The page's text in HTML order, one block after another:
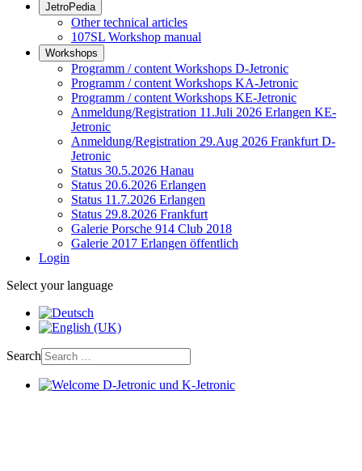
JetroPedia
Other technical articles
107SL Workshop manual
Workshops
Programm / content Workshops D-Jetronic
Programm / content Workshops KA-Jetronic
Programm / content Workshops KE-Jetronic
Anmeldung/Registration 11.Juli 2026 Erlangen KE-
Jetronic
Anmeldung/Registration 29.Aug 2026 Frankfurt D-
Jetronic
Status 30.5.2026 Hanau
Status 20.6.2026 Erlangen
Status 11.7.2026 Erlangen
Status 29.8.2026 Frankfurt
Galerie Porsche 914 Club 2018
Galerie 2017 Erlangen öffentlich
Login
Select your language
Search